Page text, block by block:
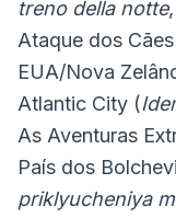
treno della notte
Ataque dos
EUA/Nova
Atlantic City (
As Aventuras
País dos
priklyucheniya